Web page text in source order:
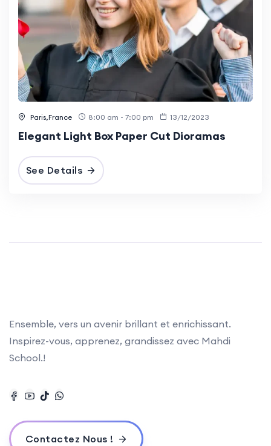
Paris,France 8:00 am - 7:00 pm 13/12/2023
Elegant Light Box Paper Cut Dioramas
See Details
Ensemble, vers un avenir brillant et enrichissant.
Inspirez-vous, apprenez, grandissez avec Mahdi
School.!
Contactez Nous !